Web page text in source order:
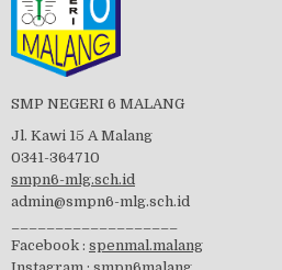
visitasi PPK 2019
SMP NEGERI 6 MALANG
Jl. Kawi 15 A Malang
0341-364710
smpn6-mlg.sch.id
admin@smpn6-mlg.sch.id
Facebook : spenmal.malang